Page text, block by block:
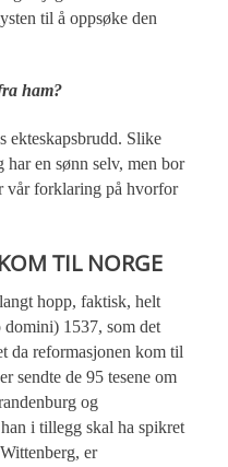
til å oppsøke den
ham?
ekteskapsbrudd. Slike
har en sønn selv, men bor
vår forklaring på hvorfor
TIL NORGE
hopp, faktisk, helt
1537, som det
da reformasjonen kom til
sendte de 95 tesene om
og
i tillegg skal ha spikret
er